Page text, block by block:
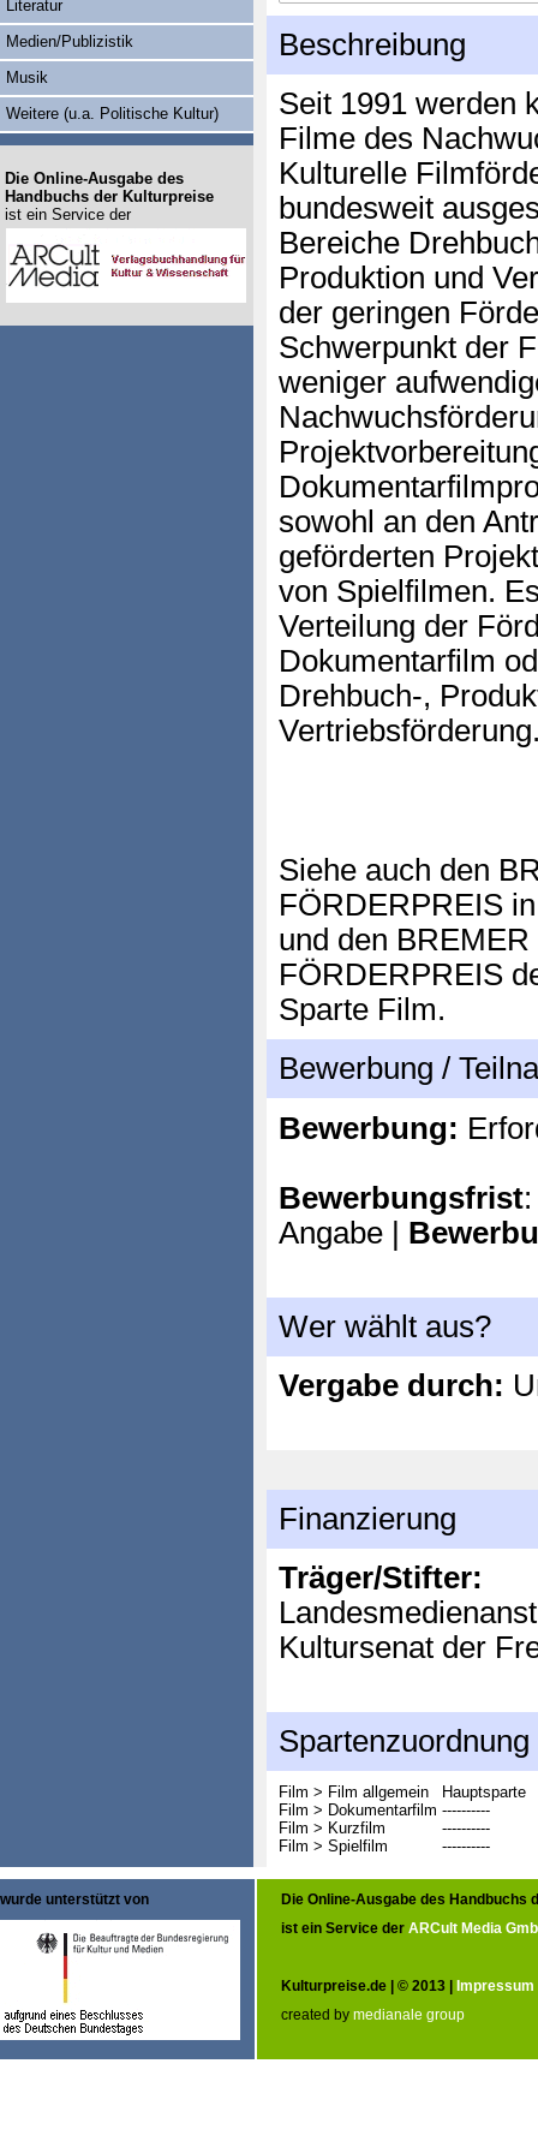
Beschreibung
Seit 1991 werden
Filme des
Kulturelle
bundesweit
Bereiche
Produktion und
der geringen
Schwerpunkt der
weniger
sowohl an den
geförderten
von Spielfilmen.
Verteilung der
Dokumentarfilm
Drehbuch-,
Siehe auch den
FÖRDERPREIS
und den
FÖRDERPREIS
Sparte Film.
Bewerbung /
Bewerbung:
Bewerbungsfrist
Angabe |
Wer wählt aus?
Vergabe durch:
Finanzierung
Träger/Stifter:
Kultursenat der
Spartenzuordnung
Film > Film allgemein
Hauptsparte
Film > Dokumentarfilm ----------
Film > Kurzfilm
----------
Film > Spielfilm
----------
Literatur
Medien/Publizistik
Musik
Weitere (u.a. Politische Kultur)
Die Online-Ausgabe des
Handbuchs der Kulturpreise
ist ein Service der
wurde unterstützt von
Die Online-Ausgabe des Handbuchs
ist ein Service der ARCult Media
Kulturpreise.de | © 2013 | Impressum
created by medianale group